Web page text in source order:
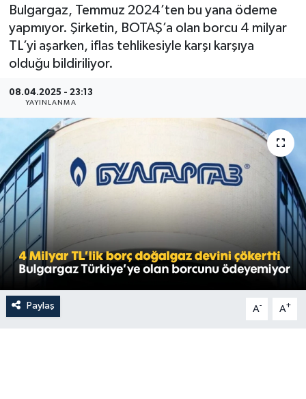
Bulgargaz, Temmuz 2024’ten bu yana ödeme
yapmıyor. Şirketin, BOTAŞ’a olan borcu 4 milyar
TL’yi aşarken, iflas tehlikesiyle karşı karşıya
olduğu bildiriliyor.
08.04.2025 - 23:13
YAYINLANMA
Paylaş A- A+
Spor
Haber Arşivi